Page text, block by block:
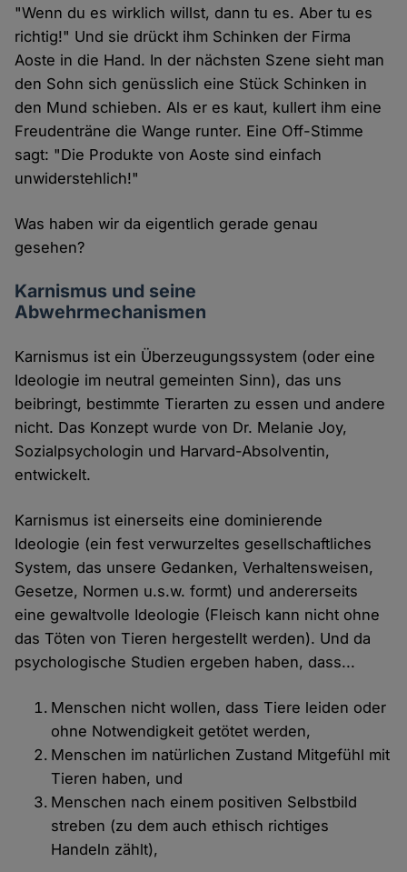
"Wenn du es wirklich willst, dann tu es. Aber tu es
richtig!" Und sie drückt ihm Schinken der Firma
Aoste in die Hand. In der nächsten Szene sieht man
den Sohn sich genüsslich eine Stück Schinken in
den Mund schieben. Als er es kaut, kullert ihm eine
Freudenträne die Wange runter. Eine Off-Stimme
sagt: "Die Produkte von Aoste sind einfach
unwiderstehlich!"
Was haben wir da eigentlich gerade genau
gesehen?
Karnismus und seine
Abwehrmechanismen
Karnismus ist ein Überzeugungssystem (oder eine
Ideologie im neutral gemeinten Sinn), das uns
beibringt, bestimmte Tierarten zu essen und andere
nicht. Das Konzept wurde von Dr. Melanie Joy,
Sozialpsychologin und Harvard-Absolventin,
entwickelt.
Karnismus ist einerseits eine dominierende
Ideologie (ein fest verwurzeltes gesellschaftliches
System, das unsere Gedanken, Verhaltensweisen,
Gesetze, Normen u.s.w. formt) und andererseits
eine gewaltvolle Ideologie (Fleisch kann nicht ohne
das Töten von Tieren hergestellt werden). Und da
psychologische Studien ergeben haben, dass...
Menschen nicht wollen, dass Tiere leiden oder
ohne Notwendigkeit getötet werden,
Menschen im natürlichen Zustand Mitgefühl mit
Tieren haben, und
Menschen nach einem positiven Selbstbild
streben (zu dem auch ethisch richtiges
Handeln zählt),